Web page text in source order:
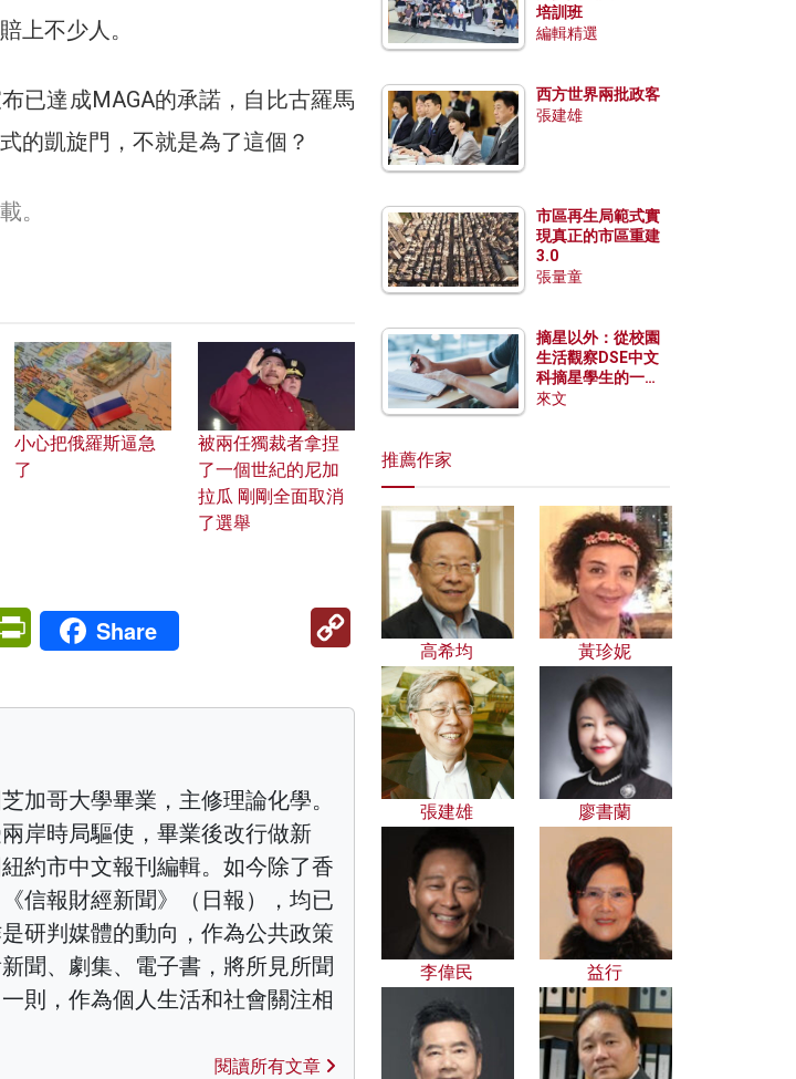
上不少人。
已達成MAGA的承諾，自比古羅馬
的凱旋門，不就是為了這個？
。
小心把俄羅斯逼急
了
被兩任獨裁者拿捏
了一個世紀的尼加
拉瓜 剛剛全面取消
了選舉
PrintFriendly
Share
Copy
加哥大學畢業，主修理論化學。
岸時局驅使，畢業後改行做新
約市中文報刊編輯。如今除了香
信報財經新聞》（日報），均已
研判媒體的動向，作為公共政策
聞、劇集、電子書，將所見所聞
則，作為個人生活和社會關注相
閱讀所有文章
培訓班
編輯精選
西方世界兩批政客
張建雄
市區再生局範式實
現真正的市區重建
3.0
張量童
摘星以外：從校園
生活觀察DSE中文
科摘星學生的一點
特質
來文
推薦作家
高希均 黃珍妮
張建雄 廖書蘭
李偉民 益行